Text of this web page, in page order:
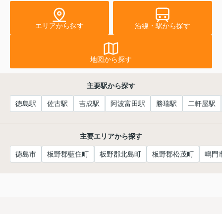
エリアから探す 沿線・駅から探す
地図から探す
主要駅から探す
徳島駅 佐古駅 吉成駅 阿波富田駅 勝瑞駅 二軒屋駅
主要エリアから探す
徳島市 板野郡藍住町 板野郡北島町 板野郡松茂町 鳴門